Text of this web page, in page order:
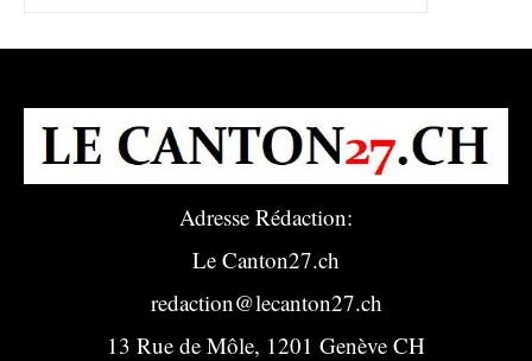
Adresse Rédaction:
Le Canton27.ch
redaction@lecanton27.ch
13 Rue de Môle, 1201 Genève CH